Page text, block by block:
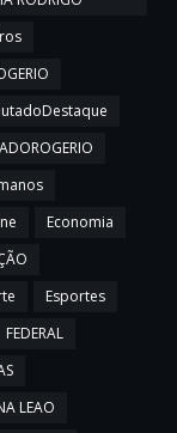
Economia
Esportes
FEDERAL
LEAO